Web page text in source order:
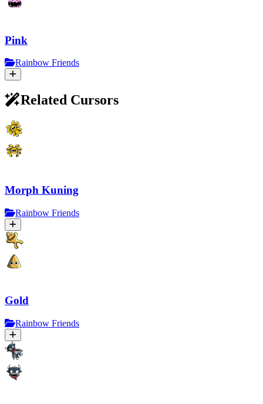
Pink
Rainbow Friends
Related Cursors
Morph Kuning
Rainbow Friends
Gold
Rainbow Friends